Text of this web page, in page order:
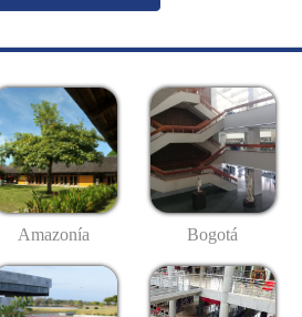
Amazonía Bogotá